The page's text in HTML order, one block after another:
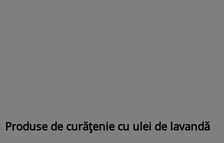
Produse de curățenie cu ulei de lavandă